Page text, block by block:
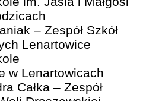
– Zespół Szkół
Lenartowice
w Lenartowicach
Całka – Zespół